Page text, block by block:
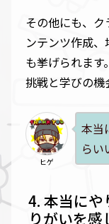
その他にも、
ンテンツ作成
も挙げられま
挑戦と学びの機
ヒゲ
本当
らい
本当にや
りがいを